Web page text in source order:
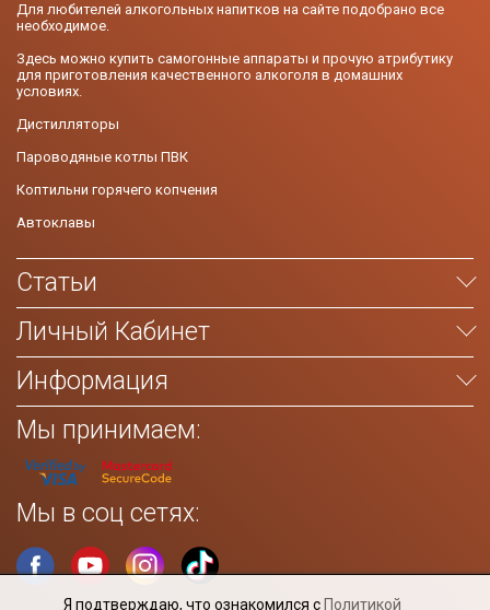
Для любителей алкогольных напитков на сайте подобрано все
необходимое.
Здесь можно купить самогонные аппараты и прочую атрибутику
для приготовления качественного алкоголя в домашних
условиях.
Дистилляторы
Пароводяные котлы ПВК
Коптильни горячего копчения
Автоклавы
Статьи
Личный Кабинет
Информация
Мы принимаем:
Мы в соц сетях:
Я подтверждаю, что ознакомился с Политикой